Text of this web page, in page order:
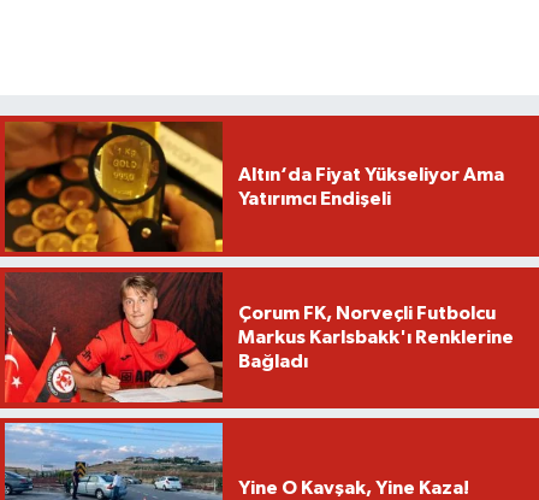
Altın‘da Fiyat Yükseliyor Ama
Yatırımcı Endişeli
Çorum FK, Norveçli Futbolcu
Markus Karlsbakk'ı Renklerine
Bağladı
Yine O Kavşak, Yine Kaza!